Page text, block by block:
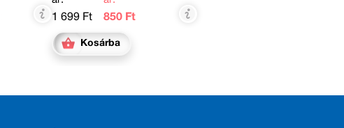
1 699 Ft
850 Ft
Kosárba